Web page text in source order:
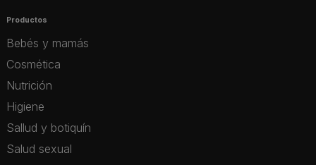
Productos
Bebés y mamás
Cosmética
Nutrición
Higiene
Sallud y botiquín
Salud sexual